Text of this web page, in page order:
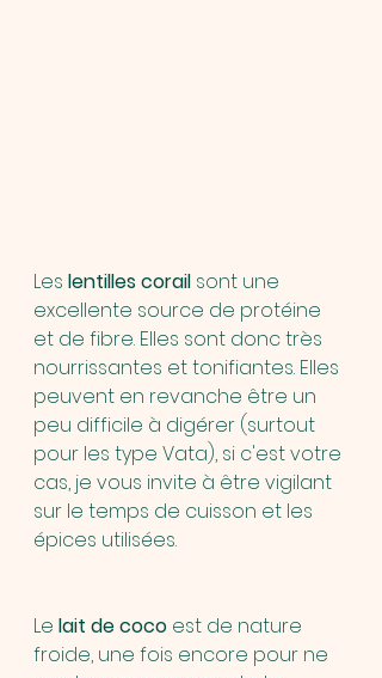
Les lentilles corail sont une
excellente source de protéine
et de fibre. Elles sont donc très
nourrissantes et tonifiantes. Elles
peuvent en revanche être un
peu difficile à digérer (surtout
pour les type Vata), si c'est votre
cas, je vous invite à être vigilant
sur le temps de cuisson et les
épices utilisées.
Le lait de coco est de nature
froide, une fois encore pour ne